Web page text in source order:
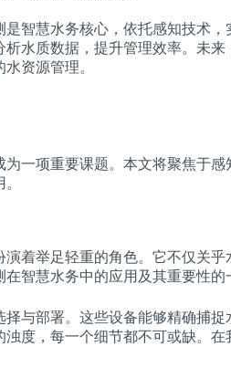
智慧水务核心，依托感知技术
水质数据，提升管理效率。未
资源管理。
一项重要课题。本文将聚焦于
着举足轻重的角色。它不仅关
智慧水务中的应用及其重要性的
与部署。这些设备能够精确捕
度，每一个细节都不可或缺。